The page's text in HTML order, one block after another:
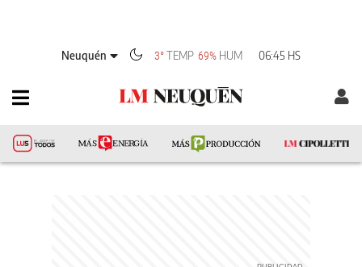
Neuquén 3°TEMP 69% HUM 06:45 HS